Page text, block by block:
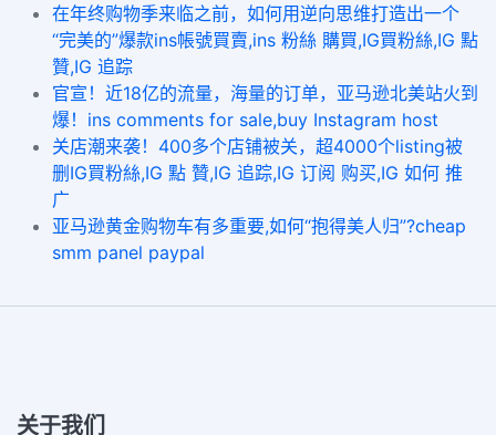
在年终购物季来临之前，如何用逆向思维打造出一个
“完美的”爆款ins帳號買賣,ins 粉絲 購買,IG買粉絲,IG 點
贊,IG 追踪
官宣！近18亿的流量，海量的订单，亚马逊北美站火到
爆！ins comments for sale,buy Instagram host
关店潮来袭！400多个店铺被关，超4000个listing被
删IG買粉絲,IG 點 贊,IG 追踪,IG 订阅 购买,IG 如何 推
广
亚马逊黄金购物车有多重要,如何“抱得美人归”?cheap
smm panel paypal
关于我们